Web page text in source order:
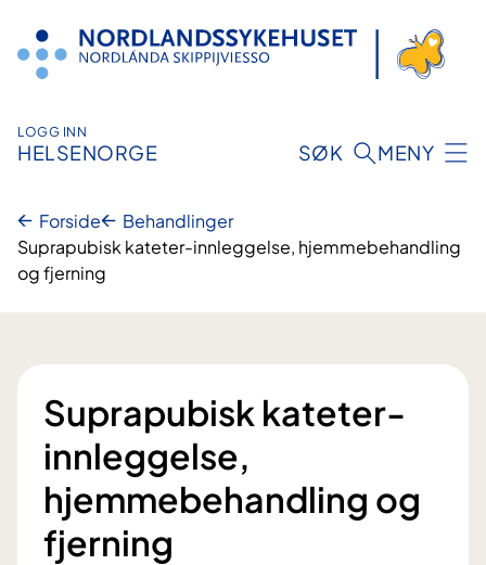
innhold
LOGG INN
HELSENORGE SØK MENY
Forside
Behandlinger
Suprapubisk kateter-innleggelse, hjemmebehandling
og fjerning
Suprapubisk kateter-
innleggelse,
hjemmebehandling og
fjerning